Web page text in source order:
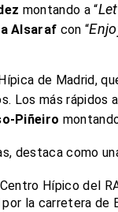
montando a “
Alsaraf con “
de Madrid,
Los más rápidos
Piñeiro
destaca como
Hípico del
la carretera de